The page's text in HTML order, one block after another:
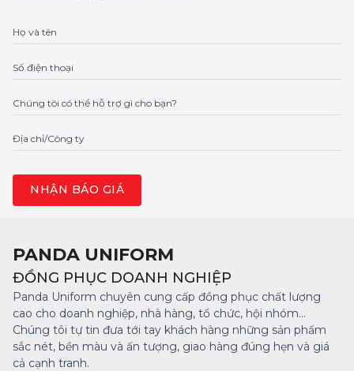
Họ và tên
Số điện thoại
Chúng tôi có thể hỗ trợ gì cho bạn?
Địa chỉ/Công ty
PANDA UNIFORM
ĐỒNG PHỤC DOANH NGHIỆP
Panda Uniform chuyên cung cấp đồng phục chất lượng
cao cho doanh nghiệp, nhà hàng, tổ chức, hội nhóm...
Chúng tôi tự tin đưa tới tay khách hàng những sản phẩm
sắc nét, bền màu và ấn tượng, giao hàng đúng hẹn và giá
cả cạnh tranh.